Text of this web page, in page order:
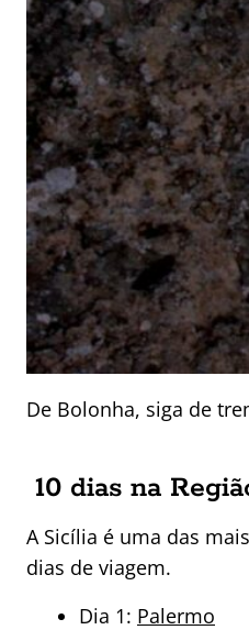
De Bolonha, siga de
10 dias na
A Sicília é uma das
dias de viagem.
Dia 1: Palermo